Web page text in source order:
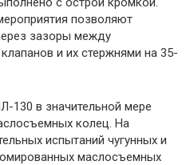
позволяют
зазоры между
и их стержнями на 35-
130 в значительной мере
колец. На
испытаний чугунных и
маслосъемных